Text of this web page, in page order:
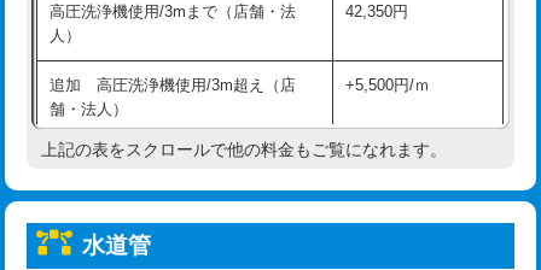
給水管工事※（土の掘削・埋め戻し作
業)
11,000円
給水管工事※（塩ビ管（VP・HI）使
用/3ｍまで)
33,000円
給水管工事※（塩ビ管（VP・HI）使
+8,800円
給水管工事※（ライニング鋼管・銅
管・ポリ管・HT管使用/3ｍまで)
高圧洗浄機使用/3mまで（店舗・法
人）
42,350円
追加 高圧洗浄機使用/3m超え（店
舗・法人）
+5,500円/ｍ
高度高圧洗浄換 現地調査
トーラー機使用/3mまで
上記の表をスクロールで他の料金もご覧になれます。
水道管